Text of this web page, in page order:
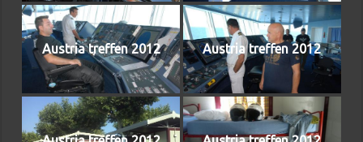
Austria treffen 2012 Austria treffen 2012